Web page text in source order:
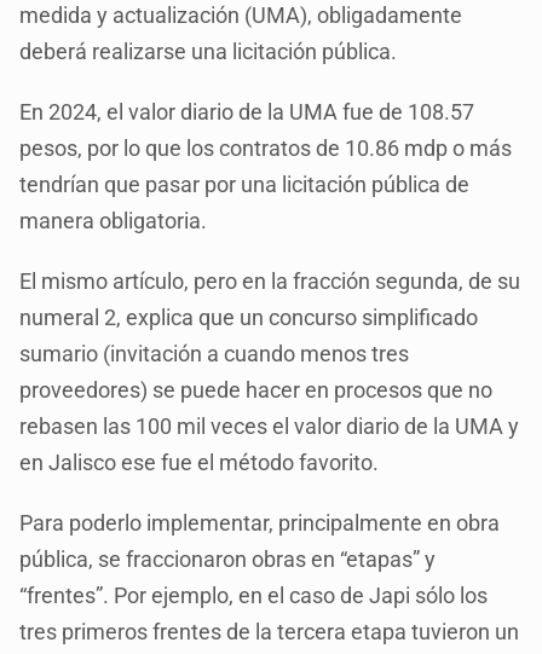
medida y actualización (UMA), obligadamente
deberá realizarse una licitación pública.
En 2024, el valor diario de la UMA fue de 108.57
pesos, por lo que los contratos de 10.86 mdp o más
tendrían que pasar por una licitación pública de
manera obligatoria.
El mismo artículo, pero en la fracción segunda, de su
numeral 2, explica que un concurso simplificado
sumario (invitación a cuando menos tres
proveedores) se puede hacer en procesos que no
rebasen las 100 mil veces el valor diario de la UMA y
en Jalisco ese fue el método favorito.
Para poderlo implementar, principalmente en obra
pública, se fraccionaron obras en “etapas” y
“frentes”. Por ejemplo, en el caso de Japi sólo los
tres primeros frentes de la tercera etapa tuvieron un